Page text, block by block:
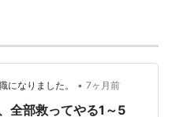
になりました。 • 7ヶ月前
全部救ってやる1～5